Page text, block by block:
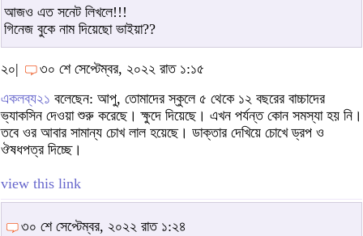
আজও এত সনেট লিখলে!!!
গিনেজ বুকে নাম দিয়েছো ভাইয়া??
২০|
৩০ শে সেপ্টেম্বর, ২০২২ রাত ১:১৫
একলব্য২১ বলেছেন: আপু, তোমাদের স্কুলে ৫ থেকে ১২ বছরের বাচ্চাদের
ভ্যাকসিন দেওয়া শুরু করেছে। ক্ষুদে দিয়েছে। এখন পর্যন্ত কোন সমস্যা হয় নি।
তবে ওর আবার সামান্য চোখ লাল হয়েছে। ডাক্তার দেখিয়ে চোখে ড্রপ ও
ঔষধপত্র দিচ্ছে।
view this link
৩০ শে সেপ্টেম্বর, ২০২২ রাত ১:২৪